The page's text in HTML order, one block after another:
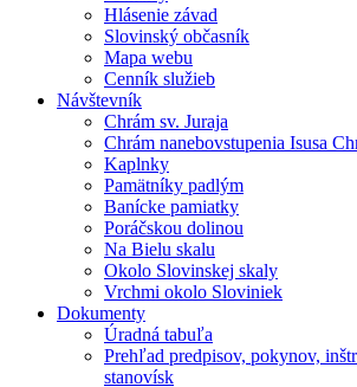
Hlásenie závad
Slovinský občasník
Mapa webu
Cenník služieb
Návštevník
Chrám sv. Juraja
Chrám nanebovstupenia Isusa
Kaplnky
Pamätníky padlým
Banícke pamiatky
Poráčskou dolinou
Na Bielu skalu
Okolo Slovinskej skaly
Vrchmi okolo Sloviniek
Dokumenty
Úradná tabuľa
Prehľad predpisov, pokynov,
stanovísk